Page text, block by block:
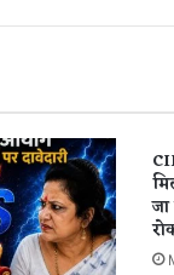
र्में
द्र
का
नि
ध
न
,